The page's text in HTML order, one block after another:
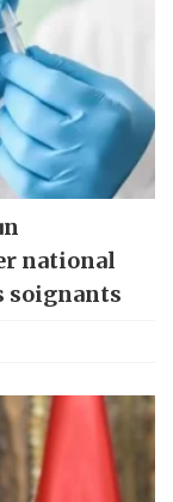
national
soignants